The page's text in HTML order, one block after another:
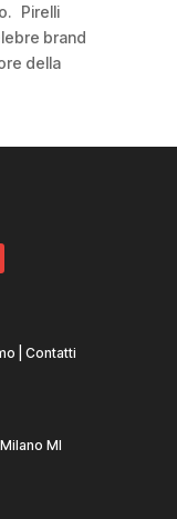
Pirelli
brand
della
Contatti
MI